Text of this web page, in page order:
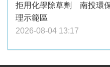
拒用化學除草劑 南投環
理示範區
2026-08-04 13:17